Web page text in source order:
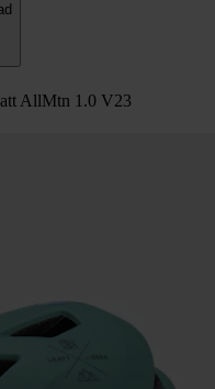
AllMtn 1.0 V23